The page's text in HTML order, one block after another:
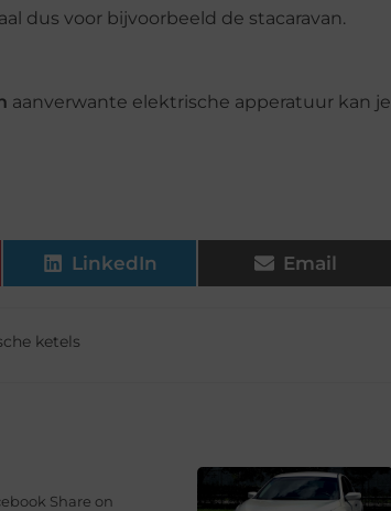
dus voor bijvoorbeeld de stacaravan.
aanverwante elektrische apperatuur kan je
LinkedIn Email
ketels
Share on